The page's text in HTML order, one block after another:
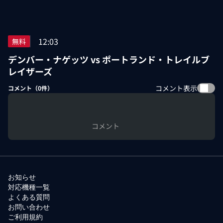
無料 12:03
デンバー・ナゲッツ vs ポートランド・トレイルブ
レイザーズ
コメント（0件） コメント表示
コメント
お知らせ
対応機種一覧
よくある質問
お問い合わせ
ご利用規約